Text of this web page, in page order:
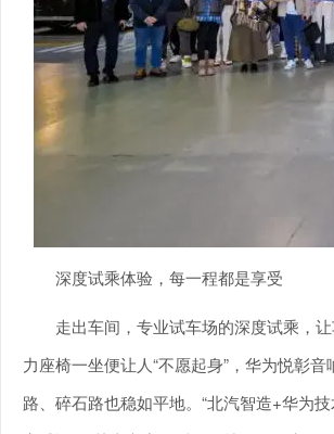
深度试乘体验，每一程都是享受
走出车间，专业试车场的深度试乘，
力座椅一坐便让人“不愿起身”，华为悦彰
路、碎石路也稳如平地。“北汽智造+华为